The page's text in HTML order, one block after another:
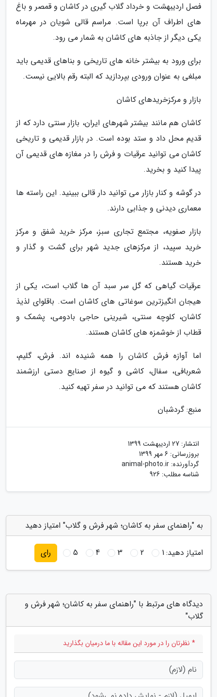
فصل اردیبهشت و خرداد گلاب گیری در کاشان و قمصر و باغ
های اطراف آن برپا است. مراسم قالی شویان در مهرماه
یکی دیگر از جاذبه های کاشان به شمار می رود.
برای ورود به بیشتر خانه های تاریخی و بناهای قدیمی باید
مبلغی به عنوان ورودی بپردازید که البته رقم بالایی نیست.
بازار و مرکزخریدهای کاشان
کاشان هم مانند بیشتر شهرهای ایران، بازار سنتی دارد که از
قدیم محل داد و ستد بوده است. در بازار قدیمی و تاریخی
کاشان می توانید عرقیات و فرش را در مغازه های قدیمی آن
پیدا کنید و بخرید.
در گوشه و کنار بازار می توانید دار قالی ببینید. این راسته ها
معماری دیدنی و جذابی دارند.
بازار صفویه، مجتمع تجاری سبز، مرکز خرید شفق و مرکز
خرید سپید، از مرکزهای جدید شهر برای گشت و گذار و
خرید هستند.
عرقیات گیاهی که گل سر سبد آن ها گلاب است، یکی از
هیجان انگیزترین سوغاتی های کاشان است. باقلوای لذیذ
کاشان، کلوچه سنتی، شیرینی حاجی بادومی، پشمک و
قطاب از خوشمزه های کاشان هستند.
اما آوازه فرش کاشان را همه شنیده اند. فرش، گلیم،
شعربافی، سفال، کاشی و گیوه از صنایع دستی ارزشمند
کاشان هستند که می توانید در سفر تهیه کنید.
منبع: گردشبان
انتشار: 27 اردیبهشت 1399
بروزرسانی: 6 مهر 1399
گردآورنده: animal-photo.ir
شناسه مطلب: 926
به "راهنمای سفر به کاشان؛ شهر فرش و گلاب" امتیاز دهید
امتیاز دهید:1
2
3
4
5 رای
دیدگاه های مرتبط با "راهنمای سفر به کاشان؛ شهر فرش و
گلاب"
* نظرتان را در مورد این مقاله با ما درمیان بگذارید